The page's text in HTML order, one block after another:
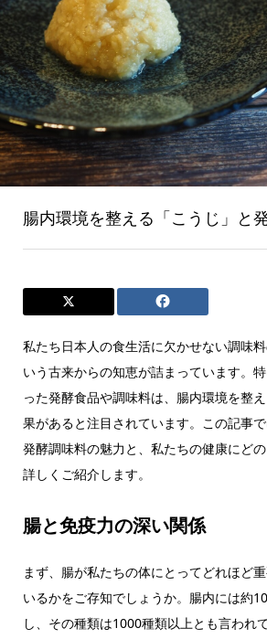
腸内環境を整える「こうじ」と
私たち日本人の食生活に欠かせない調味
いう古来からの知恵が詰まっています。
った発酵食品や調味料は、腸内環境を整
果があると注目されています。この記事
発酵調味料の魅力と、私たちの健康にど
詳しくご紹介します。
腸と免疫力の深い関係
まず、腸が私たちの体にとってどれほど
いるかをご存知でしょうか。腸内には約
し、その種類は1000種類以上とも言われ